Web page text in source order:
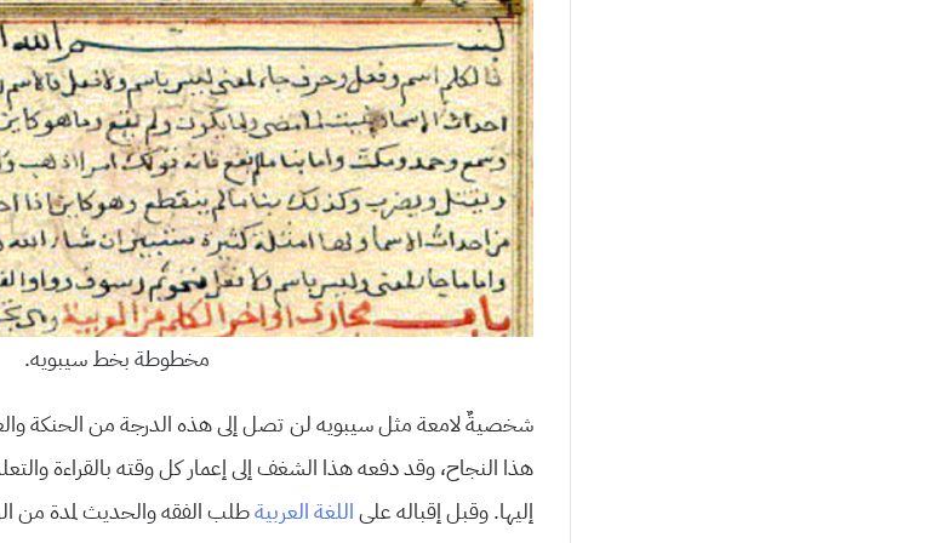
مخطوطة بخط سيبويه.
شخصيةٌ لامعة مثل سيبويه لن تصل إلى هذه الدرجة من الحنكة
هذا النجاح، وقد دفعه هذا الشغف إلى إعمار كل وقته بالقراءة
إليها. وقبل إقباله علىاللغة العربيةطلب الفقه والحديث لمدة من